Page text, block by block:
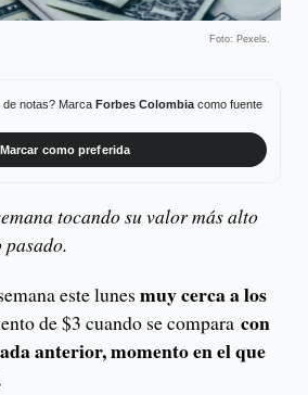
Foto: Pexels.
de notas? Marca Forbes Colombiacomo fuente
Marcar como preferida
tocando su valor más alto
pasado.
este lunes muy cerca a los
de $3 cuando se compara con
anterior, momento en el que